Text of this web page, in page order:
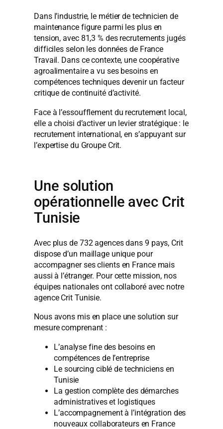
Dans l’industrie, le métier de technicien de
maintenance figure parmi les plus en
tension, avec 81,3 % des recrutements jugés
difficiles selon les données de France
Travail. Dans ce contexte, une coopérative
agroalimentaire a vu ses besoins en
compétences techniques devenir un facteur
critique de continuité d’activité.
Face à l’essoufflement du recrutement local,
elle a choisi d’activer un levier stratégique : le
recrutement international, en s’appuyant sur
l’expertise du Groupe Crit.
Une solution
opérationnelle avec Crit
Tunisie
Avec plus de 732 agences dans 9 pays, Crit
dispose d’un maillage unique pour
accompagner ses clients en France mais
aussi à l’étranger. Pour cette mission, nos
équipes nationales ont collaboré avec notre
agence Crit Tunisie.
Nous avons mis en place une solution sur
mesure comprenant :
L’analyse fine des besoins en
compétences de l’entreprise
Le sourcing ciblé de techniciens en
Tunisie
La gestion complète des démarches
administratives et logistiques
L’accompagnement à l’intégration des
nouveaux collaborateurs en France